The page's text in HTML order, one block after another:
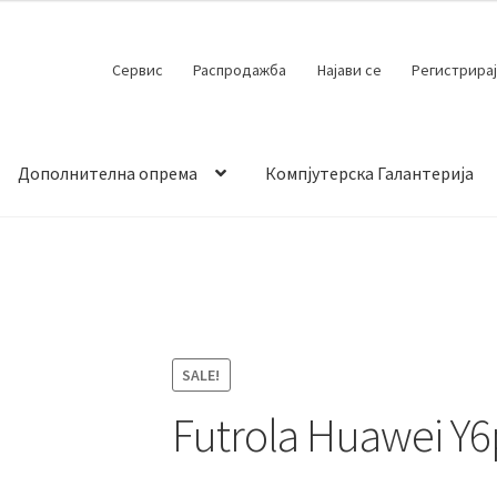
Сервис Распродажба Најави се
Дополнителна опрема Компјутерска Галантерија
SALE!
Futrola Huawei